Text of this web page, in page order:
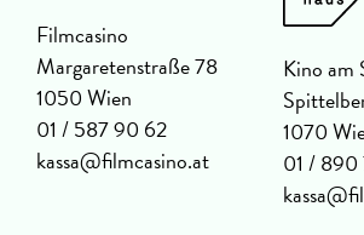
Filmcasino
Margaretenstraße 78
1050 Wien
01 / 587 90 62
kassa@filmcasino.at
Kino am
1070
01 / 890